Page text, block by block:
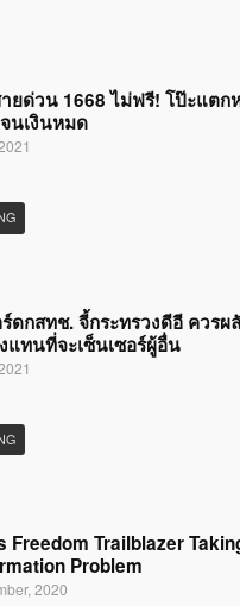
ยด่วน 1668 ไม่ฟรี! โป๊ะแต
นเงินหมด
กสทช. จี้กระทรวงดีอี ควรผ
แทนที่จะเซ็นเซอร์ผู้อื่น
Freedom Trailblazer
Problem
2020